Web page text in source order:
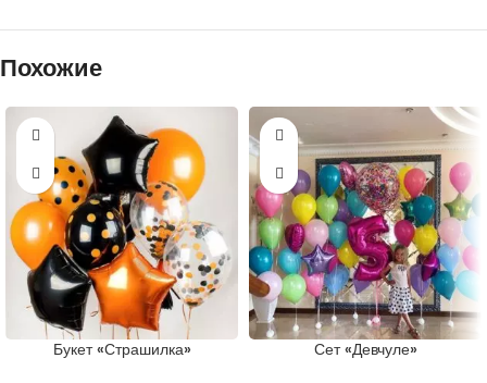
Похожие
Букет «Страшилка» Сет «Девчуле»